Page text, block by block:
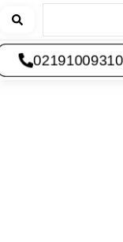
02191009310